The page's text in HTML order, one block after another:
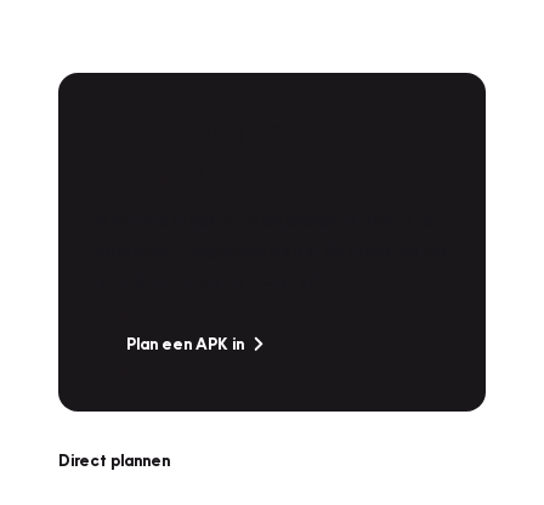
Plan een APK in
Direct plannen